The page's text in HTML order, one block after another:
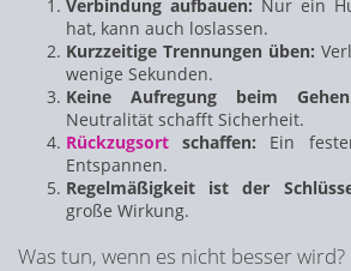
Verbindung aufbauen: Nur ein
hat, kann auch loslassen.
Kurzzeitige Trennungen üben:
wenige Sekunden.
Keine Aufregung beim
Neutralität schafft Sicherheit.
Rückzugsort schaffen: Ein
Entspannen.
Regelmäßigkeit ist der
große Wirkung.
Was tun, wenn es nicht besser wird?